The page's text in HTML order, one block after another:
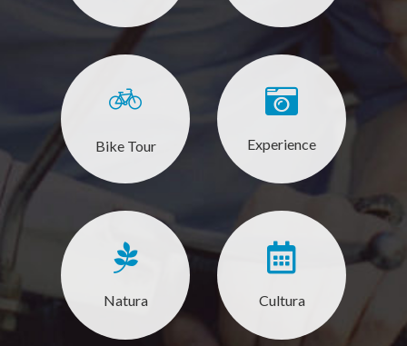
Bike Tour Experience
Natura Cultura